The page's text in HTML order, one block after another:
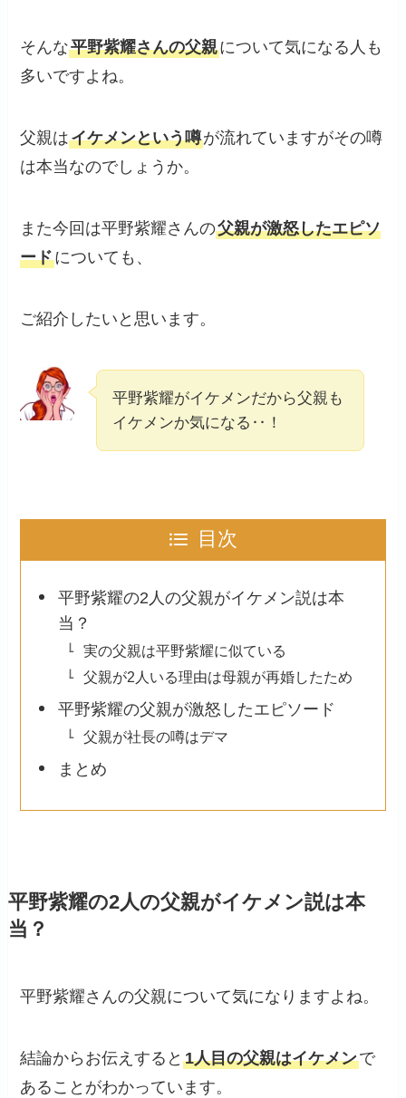
そんな平野紫耀さんの父親について気になる人も
多いですよね。
父親はイケメンという噂が流れていますがその噂
は本当なのでしょうか。
また今回は平野紫耀さんの父親が激怒したエピソ
ードについても、
ご紹介したいと思います。
平野紫耀がイケメンだから父親も
イケメンか気になる‥！
目次
平野紫耀の2人の父親がイケメン説は本
当？
実の父親は平野紫耀に似ている
父親が2人いる理由は母親が再婚したため
平野紫耀の父親が激怒したエピソード
父親が社長の噂はデマ
まとめ
平野紫耀の2人の父親がイケメン説は本
当？
平野紫耀さんの父親について気になりますよね。
結論からお伝えすると1人目の父親はイケメンで
あることがわかっています。